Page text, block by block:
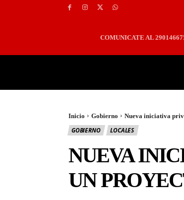
COMUNICATE AL
Inicio Gobierno Nueva iniciativa
GOBIERNO LOCALES
NUEVA
UN